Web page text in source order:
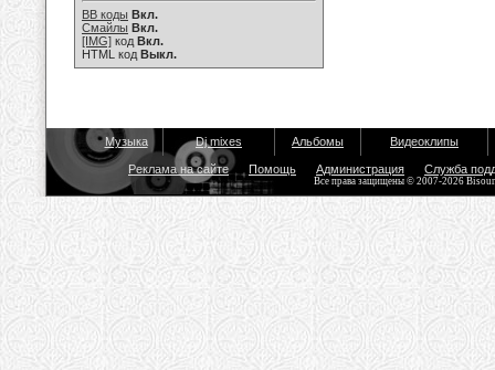
BB коды Вкл.
Смайлы Вкл.
[IMG] код Вкл.
HTML код Выкл.
Музыка Dj mixes Альбомы Видеоклипы
Реклама на сайте Помощь Администрация Служба
Все права защищены © 2007-2026